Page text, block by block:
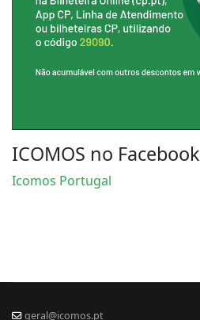
ICOMOS no Facebook
Icomos Portugal
geral@icomos.pt